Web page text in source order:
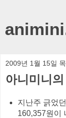
2009년 1월 15일
아니미니
지난주 긁었
160,357원이